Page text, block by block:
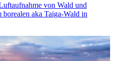
von Wald und
aka Taiga-Wald in